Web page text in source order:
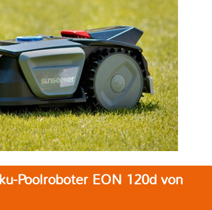
Poolroboter EON 120d von